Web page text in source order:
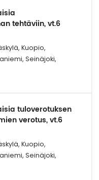
tehtäviin, vt.6
Kuopio,
Seinäjoki,
tuloverotuksen
verotus, vt.6
Kuopio,
Seinäjoki,